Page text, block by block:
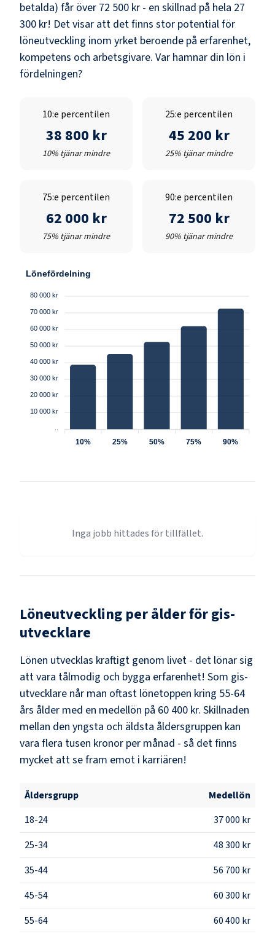
betalda) får över 72 500 kr - en skillnad på hela 27
300 kr! Det visar att det finns stor potential för
löneutveckling inom yrket beroende på erfarenhet,
kompetens och arbetsgivare. Var hamnar din lön i
fördelningen?
10:e percentilen
38 800 kr
10% tjänar mindre
25:e percentilen
45 200 kr
25% tjänar mindre
75:e percentilen
62 000 kr
75% tjänar mindre
90:e percentilen
72 500 kr
90% tjänar mindre
Lönefördelning
80 000 kr
70 000 kr
60 000 kr
50 000 kr
40 000 kr
30 000 kr
20 000 kr
10 000 kr
10% 25% 50% 75% 90%
Inga jobb hittades för tillfället.
Löneutveckling per ålder förgis-
utvecklare
Lönen utvecklas kraftigt genom livet - det lönar sig
att vara tålmodig och bygga erfarenhet! Som gis-
utvecklare når man oftast lönetoppen kring 55-64
års ålder med en medellön på 60 400 kr. Skillnaden
mellan den yngsta och äldsta åldersgruppen kan
vara flera tusen kronor per månad - så det finns
mycket att se fram emot i karriären!
Åldersgrupp
Medellön
18-24
37 000 kr
25-34
48 300 kr
35-44
56 700 kr
45-54
60 300 kr
55-64
60 400 kr